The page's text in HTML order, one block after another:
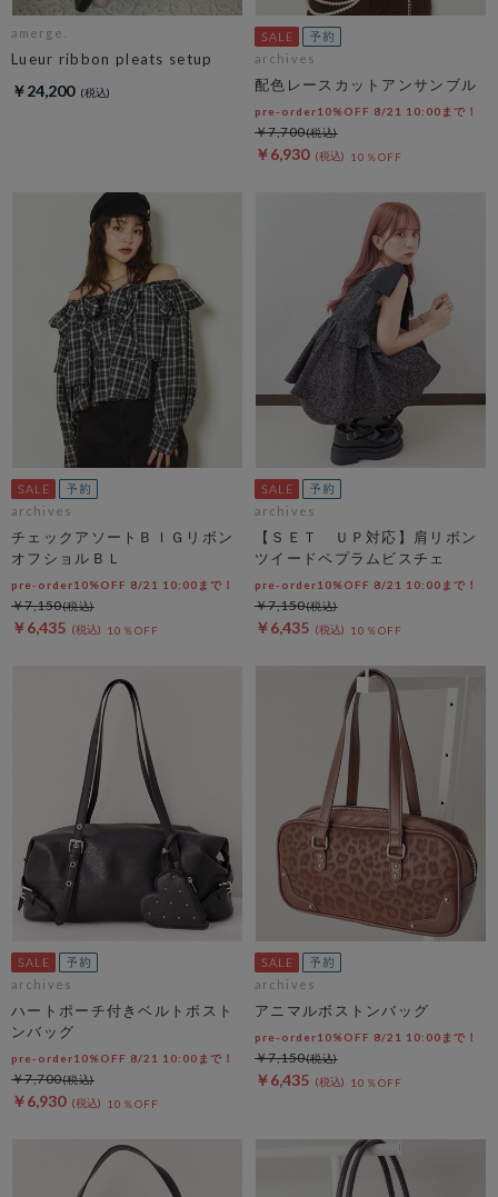
amerge.
Lueur ribbon pleats setup
￥24,200
archives
配色レースカットアンサンブル
pre-order10%OFF 8/21 10:00まで！
￥6,930 10％OFF
￥7,700
archives
チェックアソートＢＩＧリボン
オフショルＢＬ
pre-order10%OFF 8/21 10:00まで！
￥6,435 10％OFF
￥7,150
archives
【ＳＥＴ ＵＰ対応】肩リボン
ツイードペプラムビスチェ
pre-order10%OFF 8/21 10:00まで！
￥6,435 10％OFF
￥7,150
archives
ハートポーチ付きベルトボスト
ンバッグ
pre-order10%OFF 8/21 10:00まで！
￥6,930 10％OFF
￥7,700
archives
アニマルボストンバッグ
pre-order10%OFF 8/21 10:00まで！
￥6,435 10％OFF
￥7,150